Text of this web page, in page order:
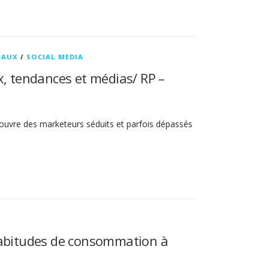
/ SOCIAL MEDIA
tendances et médias/ RP –
des marketeurs séduits et parfois dépassés
de consommation à